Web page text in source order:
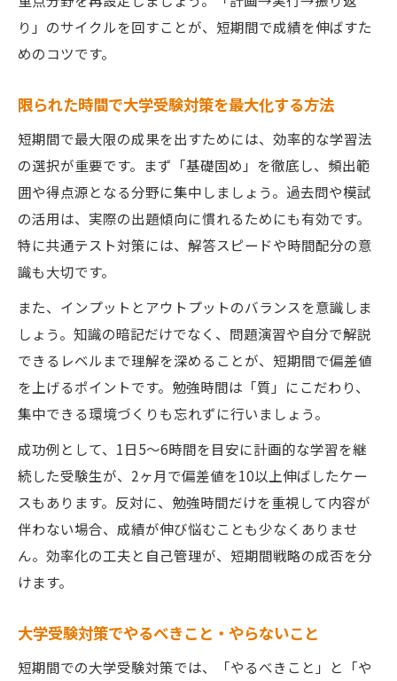
り」のサイクルを回すことが、短期間で成績を伸ばすた
めのコツです。
限られた時間で大学受験対策を最大化する方法
短期間で最大限の成果を出すためには、効率的な学習法
の選択が重要です。まず「基礎固め」を徹底し、頻出範
囲や得点源となる分野に集中しましょう。過去問や模試
の活用は、実際の出題傾向に慣れるためにも有効です。
特に共通テスト対策には、解答スピードや時間配分の意
識も大切です。
また、インプットとアウトプットのバランスを意識しま
しょう。知識の暗記だけでなく、問題演習や自分で解説
できるレベルまで理解を深めることが、短期間で偏差値
を上げるポイントです。勉強時間は「質」にこだわり、
集中できる環境づくりも忘れずに行いましょう。
成功例として、1日5～6時間を目安に計画的な学習を継
続した受験生が、2ヶ月で偏差値を10以上伸ばしたケー
スもあります。反対に、勉強時間だけを重視して内容が
伴わない場合、成績が伸び悩むことも少なくありませ
ん。効率化の工夫と自己管理が、短期間戦略の成否を分
けます。
大学受験対策でやるべきこと・やらないこと
短期間での大学受験対策では、「やるべきこと」と「や